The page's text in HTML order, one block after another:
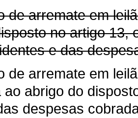
de arremate em
no artigo 13,
e das
de arremate em
ao abrigo do
despesas